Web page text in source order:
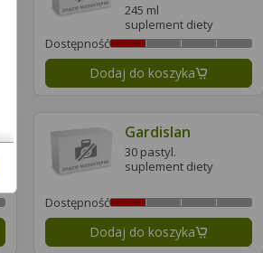
245 ml
suplement diety
Dostępność
Dodaj do koszyka
Gardislan
30 pastyl.
suplement diety
Dostępność
Dodaj do koszyka